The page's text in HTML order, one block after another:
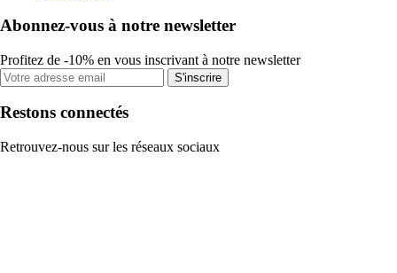
Abonnez-vous à notre newsletter
Profitez de -10% en vous inscrivant à notre newsletter
S'inscrire
Restons connectés
Retrouvez-nous sur les réseaux sociaux